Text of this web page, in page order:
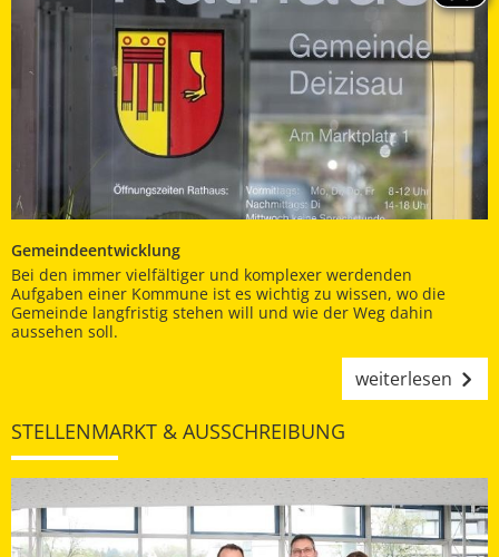
Gemeindeentwicklung
Bei den immer vielfältiger und komplexer werdenden
Aufgaben einer Kommune ist es wichtig zu wissen, wo die
Gemeinde langfristig stehen will und wie der Weg dahin
aussehen soll.
weiterlesen
STELLENMARKT & AUSSCHREIBUNG